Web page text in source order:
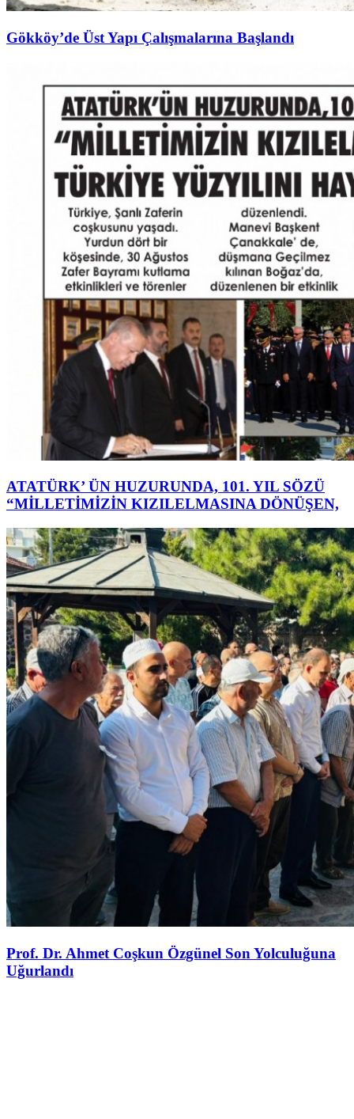
Gökköy’de Üst Yapı Çalışmalarına Başlandı
ATATÜRK’ ÜN HUZURUNDA, 101. YIL SÖZÜ
“MİLLETİMİZİN KIZILELMASINA DÖNÜŞEN,
Prof. Dr. Ahmet Coşkun Özgünel Son Yolculuğuna
Uğurlandı